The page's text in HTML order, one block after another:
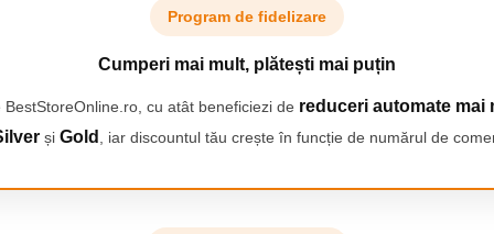
Program de fidelizare
Cumperi mai mult, plătești mai puțin
cu atât beneficiezi de reduceri automate mai
și Gold , iar discountul tău crește în funcție de numărul de